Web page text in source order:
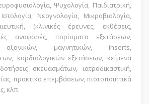
Ψυχολογία, Παιδιατρική,
Νεογνολογία, Μικροβιολογία,
(κλινικές έρευνες, εκθέσεις,
αναφορές, πορίσματα εξετάσεων,
αξονικών, μαγνητικών, inserts,
καρδιολογικών εξετάσεων, κείμενα
σκευασμάτων, ιατροδικαστική,
πρακτικά επεμβάσεων, πιστοποιητικά
κλπ.